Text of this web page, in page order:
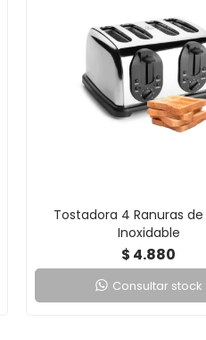
Tostadora 4 Ranuras
Inoxidable
$ 4.880
Consultar stock